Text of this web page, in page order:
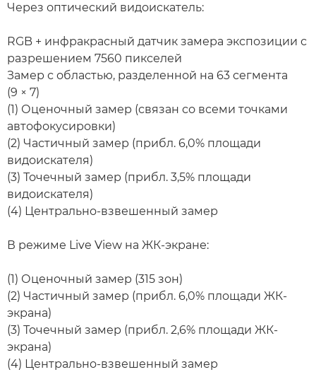
Через оптический видоискатель:
RGB + инфракрасный датчик замера экспозиции с
разрешением 7560 пикселей
Замер с областью, разделенной на 63 сегмента
(9 × 7)
(1) Оценочный замер (связан со всеми точками
автофокусировки)
(2) Частичный замер (прибл. 6,0% площади
видоискателя)
(3) Точечный замер (прибл. 3,5% площади
видоискателя)
(4) Центрально-взвешенный замер
В режиме Live View на ЖК-экране:
(1) Оценочный замер (315 зон)
(2) Частичный замер (прибл. 6,0% площади ЖК-
экрана)
(3) Точечный замер (прибл. 2,6% площади ЖК-
экрана)
(4) Центрально-взвешенный замер